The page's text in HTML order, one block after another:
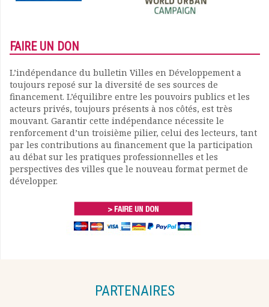
FAIRE UN DON
L’indépendance du bulletin Villes en Développement a
toujours reposé sur la diversité de ses sources de
financement. L’équilibre entre les pouvoirs publics et les
acteurs privés, toujours présents à nos côtés, est très
mouvant. Garantir cette indépendance nécessite le
renforcement d’un troisième pilier, celui des lecteurs, tant
par les contributions au financement que la participation
au débat sur les pratiques professionnelles et les
perspectives des villes que le nouveau format permet de
développer.
PARTENAIRES